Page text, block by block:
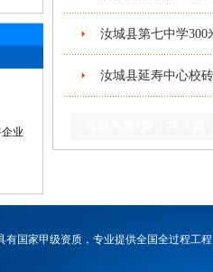
业
汝城县第七中学300
汝城县延寿中心校
有国家甲级资质，专业提供全国全过程